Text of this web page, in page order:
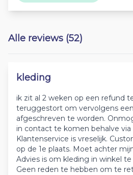
Alle reviews (52)
kleding
ik zit al 2 weken op een refund
teruggestort om vervolgens
afgeschreven te worden.
in contact te komen behalve
Klantenservice is vreselijk.
op de 1e plaats. Moet achter
Advies is om kleding in winkel
Geen reden te hebben om te